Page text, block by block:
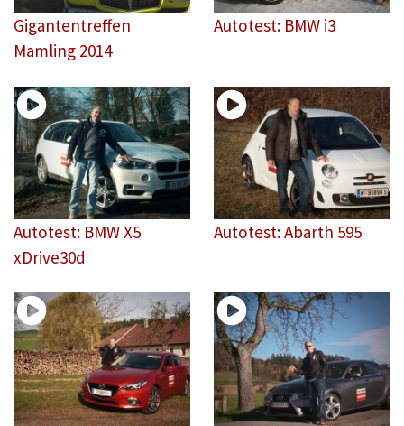
Gigantentreffen
Mamling 2014
Autotest: BMW i3
Autotest: BMW X5
xDrive30d
Autotest: Abarth 595